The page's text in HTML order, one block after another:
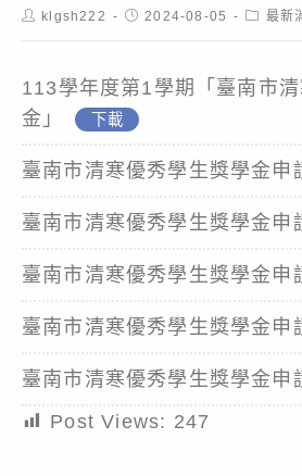
Postklgsh222
Post2024-08-05
Post最新
113學年度第1學期「臺南市
金」
下載
臺南市清寒優秀學生獎學金申
臺南市清寒優秀學生獎學金申
臺南市清寒優秀學生獎學金申
臺南市清寒優秀學生獎學金申
臺南市清寒優秀學生獎學金申
Post Views: 247